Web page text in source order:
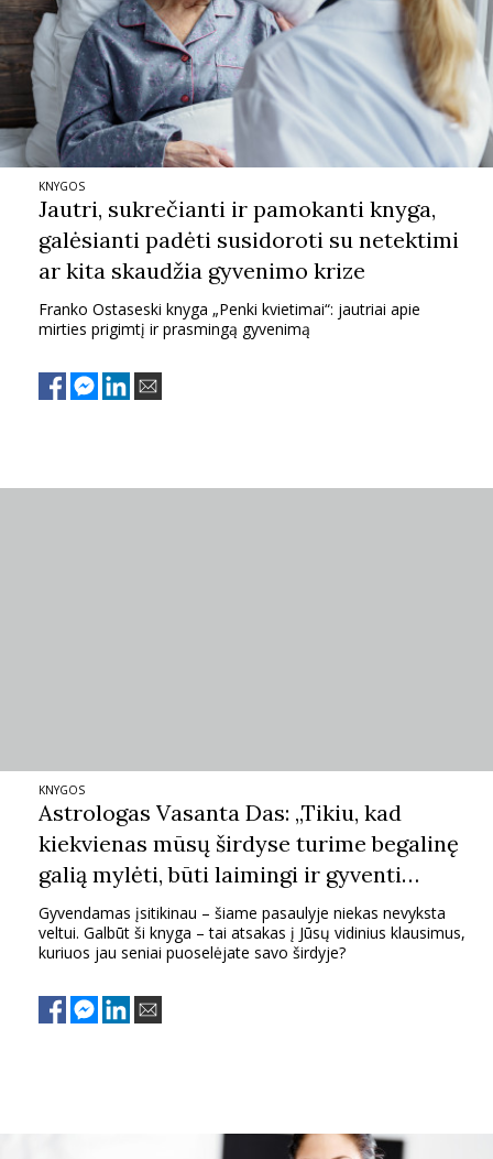
KNYGOS
Jautri, sukrečianti ir pamokanti knyga,
galėsianti padėti susidoroti su netektimi
ar kita skaudžia gyvenimo krize
Franko Ostaseski knyga „Penki kvietimai“: jautriai apie
mirties prigimtį ir prasmingą gyvenimą
KNYGOS
Astrologas Vasanta Das: „Tikiu, kad
kiekvienas mūsų širdyse turime begalinę
galią mylėti, būti laimingi ir gyventi
sklidini pilnatvės“
Gyvendamas įsitikinau – šiame pasaulyje niekas nevyksta
veltui. Galbūt ši knyga – tai atsakas į Jūsų vidinius klausimus,
kuriuos jau seniai puoselėjate savo širdyje?